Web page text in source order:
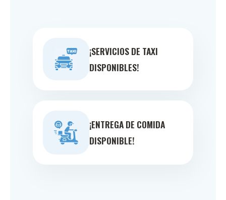
¡SERVICIOS DE TAXI
DISPONIBLES!
¡ENTREGA DE COMIDA
DISPONIBLE!